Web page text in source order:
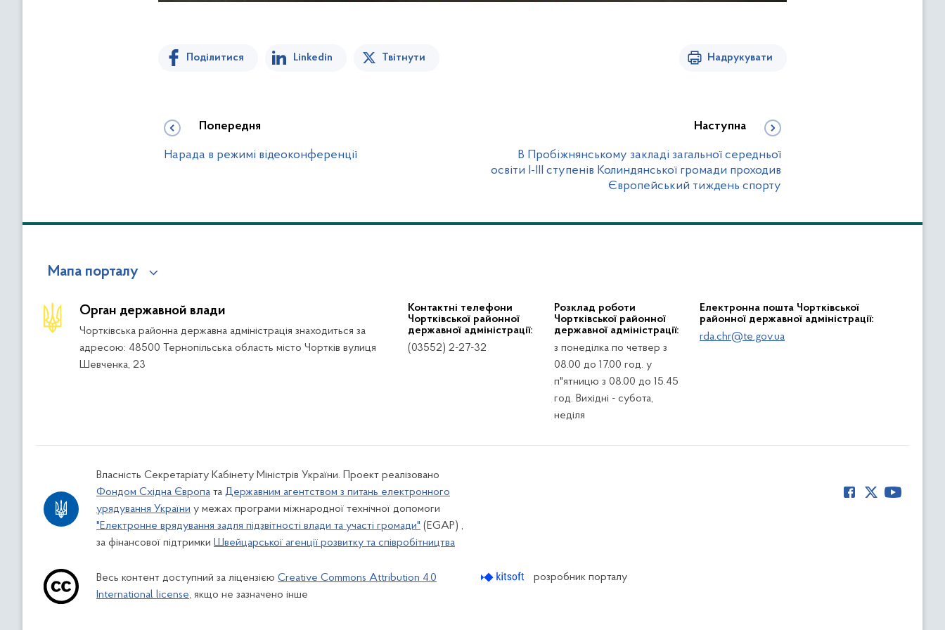
Поділитися Linkedin Твітнути Надрукувати
Попередня
Нарада в режимі відеоконференції
Наступна
В Пробіжнянському закладі загальної середньої
освіти І-ІІІ ступенів Колиндянської громади проходив
Європейський тиждень спорту
Мапа порталу
Орган державной влади
Чортківська районна державна адміністрація знаходиться за
адресою: 48500 Тернопільська область місто Чортків вулиця
Шевченка, 23
Контактні телефони
Чортківської районної
державної адміністрації:
(03552) 2-27-32
Розклад роботи
Чортківської районної
державної адміністрації:
з понеділка по четвер з
08.00 до 17.00 год. у
п"ятницю з 08.00 до 15.45
год. Вихідні - субота,
неділя
Електронна пошта Чортківської
районної державної адміністрації:
rda.chr@te.gov.ua
Власність Секретаріату Кабінету Міністрів України. Проект реалізовано
Фондом Східна Європа та Державним агентством з питань електронного
урядування України у межах програми міжнародної технічної допомоги
"Електронне врядування задля підзвітності влади та участі громади" (EGAP) ,
за фінансової підтримки Швейцарської агенції розвитку та співробітництва
Весь контент доступний за ліцензією Creative Commons Attribution 4.0
International license, якщо не зазначено інше
розробник порталу